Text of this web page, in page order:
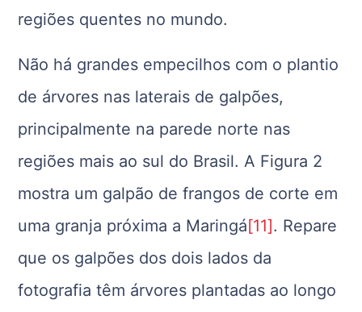
regiões quentes no mundo.
Não há grandes empecilhos com o plantio
de árvores nas laterais de galpões,
principalmente na parede norte nas
regiões mais ao sul do Brasil. A Figura 2
mostra um galpão de frangos de corte em
uma granja próxima a Maringá[11]. Repare
que os galpões dos dois lados da
fotografia têm árvores plantadas ao longo